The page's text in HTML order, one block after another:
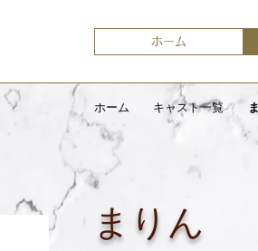
ホーム
まりん
ホーム キャスト一覧